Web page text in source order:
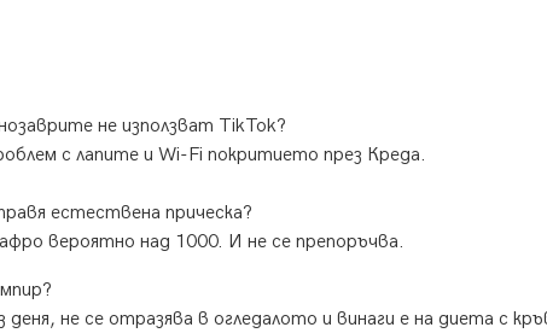
не използват TikTok?
с лапите и Wi-Fi покритието през Креда.
естествена прическа?
вероятно над 1000. И не се препоръчва.
не се отразява в огледалото и винаги е на диета с